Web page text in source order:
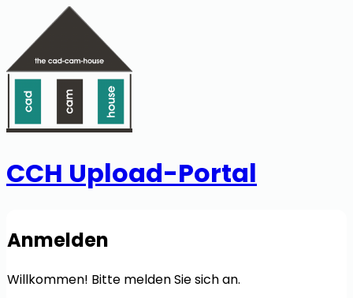
CCH Upload-Portal
Anmelden
Willkommen! Bitte melden Sie sich an.